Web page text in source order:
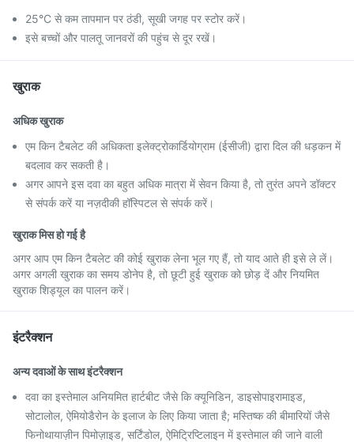
25°C से कम तापमान पर ठंडी, सूखी जगह पर स्टोर करें।
इसे बच्चों और पालतू जानवरों की पहुंच से दूर रखें।
खुराक
अधिक खुराक
एम किन टैबलेट की अधिकता इलेक्ट्रोकार्डियोग्राम (ईसीजी) द्वारा दिल की धड़कन में
बदलाव कर सकती है।
अगर आपने इस दवा का बहुत अधिक मात्रा में सेवन किया है, तो तुरंत अपने डॉक्टर
से संपर्क करें या नज़दीकी हॉस्पिटल से संपर्क करें।
खुराक मिस हो गई है
अगर आप एम किन टैबलेट की कोई खुराक लेना भूल गए हैं, तो याद आते ही इसे ले लें।
अगर अगली खुराक का समय डोनेप है, तो छूटी हुई खुराक को छोड़ दें और नियमित
खुराक शिड्यूल का पालन करें।
इंटरैक्शन
अन्य दवाओं के साथ इंटरैक्शन
दवा का इस्तेमाल अनियमित हार्टबीट जैसे कि क्यूनिडिन, डाइसोपाइरामाइड,
सोटालोल, ऐमियोडैरोन के इलाज के लिए किया जाता है; मस्तिष्क की बीमारियों जैसे
फिनोथायाज़ीन पिमोज़ाइड, सर्टिंडोल, ऐमिट्रिप्टिलाइन में इस्तेमाल की जाने वाली